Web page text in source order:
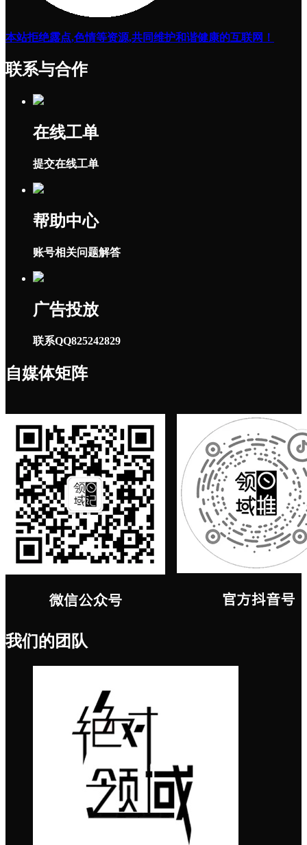
本站拒绝露点,色情等资源,共同维护和谐健康的互联网！
联系与合作
在线工单
提交在线工单
帮助中心
账号相关问题解答
广告投放
联系QQ825242829
自媒体矩阵
我们的团队